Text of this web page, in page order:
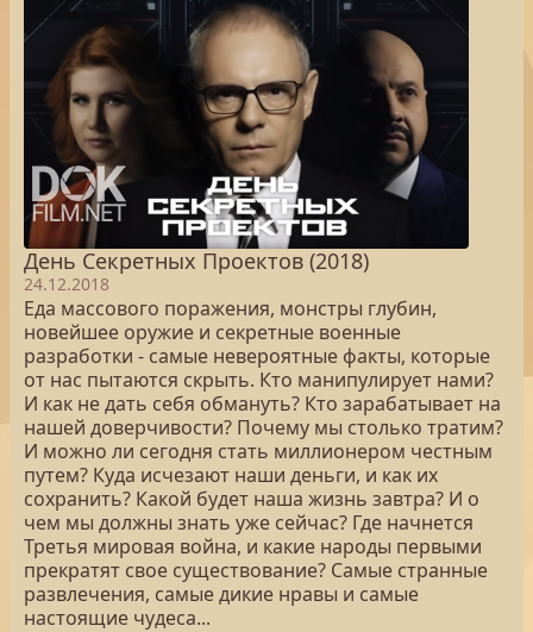
День Секретных Проектов (2018)
24.12.2018
Еда массового поражения, монстры глубин,
новейшее оружие и секретные военные
разработки - самые невероятные факты, которые
от нас пытаются скрыть. Кто манипулирует нами?
И как не дать себя обмануть? Кто зарабатывает на
нашей доверчивости? Почему мы столько тратим?
И можно ли сегодня стать миллионером честным
путем? Куда исчезают наши деньги, и как их
сохранить? Какой будет наша жизнь завтра? И о
чем мы должны знать уже сейчас? Где начнется
Третья мировая война, и какие народы первыми
прекратят свое существование? Самые странные
развлечения, самые дикие нравы и самые
настоящие чудеса...